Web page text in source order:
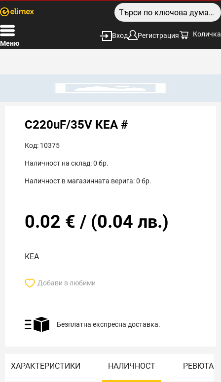
Меню
Вход Регистрация Количка
C220uF/35V КЕА #
Код: 10375
Наличност на склад:0 бр.
Наличност в магазинната верига:0 бр.
0.02 € / (0.04 лв.)
КЕА
Добави в любими
Безплатна експресна доставка.
ХАРАКТЕРИСТИКИ НАЛИЧНОСТ РЕВЮТА